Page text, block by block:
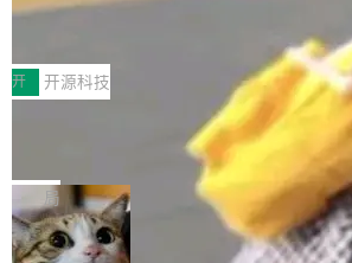
传输性能最高提升5倍。UCL-MPComm底层
于自研UCL-Engine通信引擎，后续腾讯网
持续开源更多基于UCL-Engine的高性能通
件。 腾讯网平团队在UCL-MPComm中实现
个独立于业务线程的全局通信引擎（Engine
创新与落地成效成功入选。 全链路私有化部
助力企业AI研发安全落地 当前，越来越多企
经开始引入 AI Coding 工具，通过调用公有
型或企业内部部署模型提升研发效率。但随
Coding 从个人辅助工具逐步走向团队级、
级应用，企业在规模化落地过程中，对安全
可控性和代码质量提出了更高要求。 首先是
安全与合规要求。对于大多数普通研发场景
有云模型能够满足快速试用和效率提升的需
深信服AI算力网关入选工信部人工智能
前不久，工业和信息化部正式发布《2025年
智能应用典型案例名单》，集中展示人工智
各领域的应用成果，覆盖技术底座、行业赋
产品应用、支撑保障、专题等五大方向。深信
AI算力网关（AI创新平台）成功入选！ 随着
各业的Agent走向规模化建设，算力构成形
渐丰富，用户关注的重点也在发生变化：不
让AI用起来，还要进一步看清混合算力时代
开 开源科技
Jeff Dean 离开 Google：一个时代的结
束，一个实验室的开始
Google 员工编号 20。MapReduce 作者之
Bigtable 作者之一。TensorFlow 的作者之
Gemini 的架构师。Google 首席科学家。
ean 在 Google 工作了 27 年后，宣布离职
局
🔥 SolonCode v2026.8.4 发布：界面